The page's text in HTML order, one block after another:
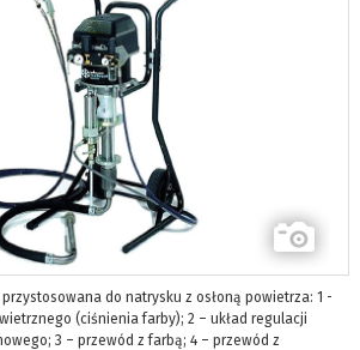
do natrysku z osłoną powietrza: 1 -
(ciśnienia farby); 2 – układ regulacji
3 – przewód z farbą; 4 – przewód z